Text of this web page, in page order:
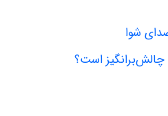
چالش‌برانگیز است؟